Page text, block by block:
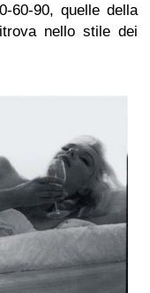
60-90, quelle della
nello stile dei